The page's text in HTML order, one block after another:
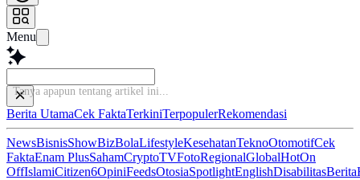
Menu
Tanya a
Berita UtamaCek FaktaTerkiniTerpopulerRekomendasi
NewsBisnisShowBizBolaLifestyleKesehatanTeknoOtomotifCek
FaktaEnam PlusSahamCryptoTVFotoRegionalGlobalHotOn
OffIslamiCitizen6OpiniFeedsOtosiaSpotlightEnglishDisabilitasBerita